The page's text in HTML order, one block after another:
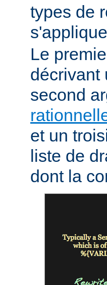
types de
Le
décrivant
second
et un
liste de
dont la